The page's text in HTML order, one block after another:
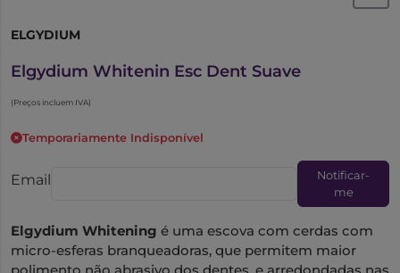
ELGYDIUM
Elgydium Whitenin Esc Dent Suave
(Preços incluem IVA)
Temporariamente Indisponível
Email
Notificar-
me
Elgydium Whitening é uma escova com cerdas com
micro-esferas branqueadoras, que permitem maior